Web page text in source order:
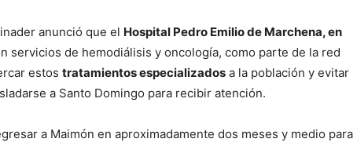
anunció que el Hospital Pedro Emilio de Marchena, en
servicios de hemodiálisis y oncología, como parte de la red
estos tratamientos especializados a la población y evitar
a Santo Domingo para recibir atención.
a Maimón en aproximadamente dos meses y medio para